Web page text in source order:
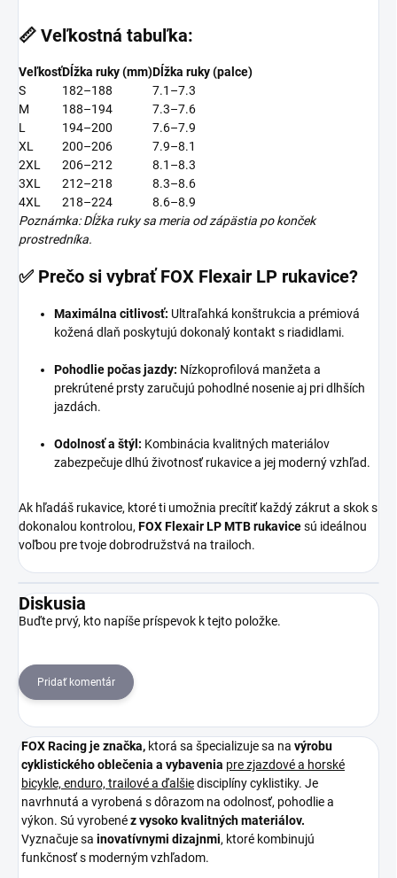
📏 Veľkostná tabuľka:
VeľkosťDĺžka ruky (mm)Dĺžka ruky (palce)
S
182–188
7.1–7.3
M
188–194
7.3–7.6
L
194–200
7.6–7.9
XL
200–206
7.9–8.1
2XL
206–212
8.1–8.3
3XL
212–218
8.3–8.6
4XL
218–224
8.6–8.9
Poznámka: Dĺžka ruky sa meria od zápästia po konček
prostredníka.
✅ Prečo si vybrať FOX Flexair LP rukavice?
Maximálna citlivosť: Ultraľahká konštrukcia a prémiová
kožená dlaň poskytujú dokonalý kontakt s riadidlami.
Pohodlie počas jazdy: Nízkoprofilová manžeta a
prekrútené prsty zaručujú pohodlné nosenie aj pri dlhších
jazdách.
Odolnosť a štýl: Kombinácia kvalitných materiálov
zabezpečuje dlhú životnosť rukavice a jej moderný vzhľad.
Ak hľadáš rukavice, ktoré ti umožnia precítiť každý zákrut a skok s
dokonalou kontrolou, FOX Flexair LP MTB rukavicesú ideálnou
voľbou pre tvoje dobrodružstvá na trailoch.
Diskusia
Buďte prvý, kto napíše príspevok k tejto položke.
Pridať komentár
FOX Racing jeznačka, ktorá sa špecializuje sa na výrobu
cyklistického oblečenia a vybavenia pre zjazdové a horské
bicykle, enduro, trailové a ďalšiedisciplíny cyklistiky. Je
navrhnutá a vyrobená s dôrazom na odolnosť, pohodlie a
výkon. Sú vyrobenéz vysoko kvalitných materiálov.
Vyznačuje sa inovatívnymi dizajnmi, ktoré kombinujú
funkčnosť s moderným vzhľadom.